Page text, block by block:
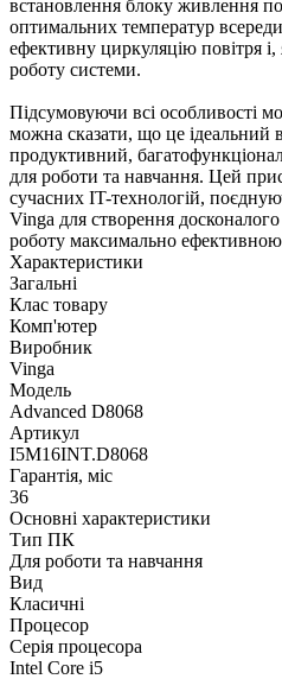
встановлення блоку живлення
оптимальних температур
ефективну циркуляцію повітря і,
роботу системи.
Підсумовуючи всі особливості
можна сказати, що це ідеальний
продуктивний,
для роботи та навчання. Цей
сучасних IT-технологій,
Vinga для створення
роботу максимально
Характеристики
Загальні
Клас товару
Комп'ютер
Виробник
Vinga
Модель
Advanced D8068
Артикул
I5M16INT.D8068
Гарантія, міс
36
Основні характеристики
Тип ПК
Для роботи та навчання
Вид
Класичні
Процесор
Серія процесора
Intel Core i5